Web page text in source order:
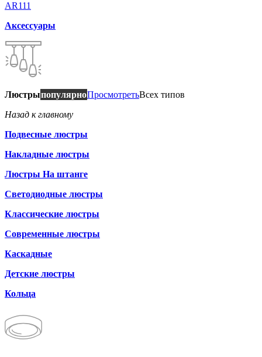
AR111
Аксессуары
ЛюстрыпопулярноПросмотретьВсех типов
Назад к главному
Подвесные люстры
Накладные люстры
Люстры На штанге
Светодиодные люстры
Классические люстры
Современные люстры
Каскадные
Детские люстры
Кольца